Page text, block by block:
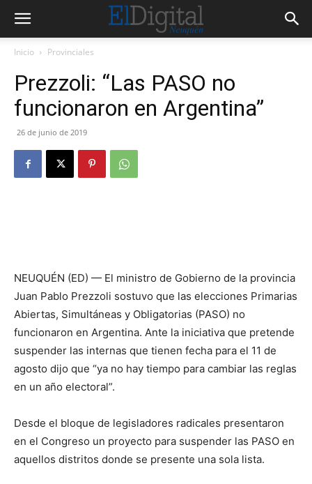
Inicio Provinciales
Prezzoli: “Las PASO no
funcionaron en Argentina”
26 de junio de 2019
NEUQUÉN (ED) — El ministro de Gobierno de la provincia
Juan Pablo Prezzoli sostuvo que las elecciones Primarias
Abiertas, Simultáneas y Obligatorias (PASO) no
funcionaron en Argentina. Ante la iniciativa que pretende
suspender las internas que tienen fecha para el 11 de
agosto dijo que “ya no hay tiempo para cambiar las reglas
en un año electoral”.
Desde el bloque de legisladores radicales presentaron
en el Congreso un proyecto para suspender las PASO en
aquellos distritos donde se presente una sola lista.